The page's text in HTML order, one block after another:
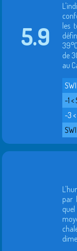
5.9
les
de
au
-1 <
-3 <
par